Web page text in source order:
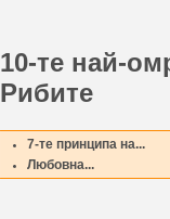
10-те най-
Рибите
7-те принципа на...
Любовна...